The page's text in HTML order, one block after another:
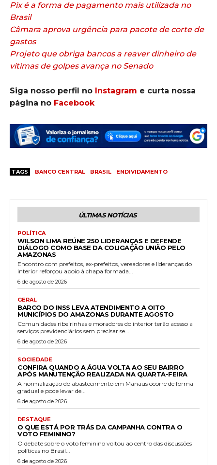
Pix é a forma de pagamento mais utilizada no
Brasil
Câmara aprova urgência para pacote de corte de
gastos
Projeto que obriga bancos a reaver dinheiro de
vítimas de golpes avança no Senado
Siga nosso perfil no Instagram e curta nossa
página no Facebook
TAGS BANCO CENTRAL BRASIL ENDIVIDAMENTO
ÚLTIMAS NOTÍCIAS
POLÍTICA
WILSON LIMA REÚNE 250 LIDERANÇAS E DEFENDE
DIÁLOGO COMO BASE DA COLIGAÇÃO UNIÃO PELO
AMAZONAS
Encontro com prefeitos, ex-prefeitos, vereadores e lideranças do
interior reforçou apoio à chapa formada...
6 de agosto de 2026
GERAL
BARCO DO INSS LEVA ATENDIMENTO A OITO
MUNICÍPIOS DO AMAZONAS DURANTE AGOSTO
Comunidades ribeirinhas e moradores do interior terão acesso a
serviços previdenciários sem precisar se...
6 de agosto de 2026
SOCIEDADE
CONFIRA QUANDO A ÁGUA VOLTA AO SEU BAIRRO
APÓS MANUTENÇÃO REALIZADA NA QUARTA-FEIRA
A normalização do abastecimento em Manaus ocorre de forma
gradual e pode levar de...
6 de agosto de 2026
DESTAQUE
O QUE ESTÁ POR TRÁS DA CAMPANHA CONTRA O
VOTO FEMININO?
O debate sobre o voto feminino voltou ao centro das discussões
políticas no Brasil...
6 de agosto de 2026